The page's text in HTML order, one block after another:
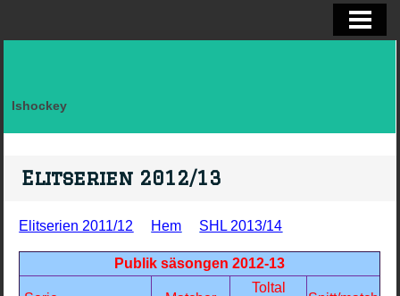
BRYNÄS IF DAM
Ishockey
Elitserien 2012/13
Elitserien 2011/12 Hem SHL 2013/14
Publik säsongen 2012-13
Toltal